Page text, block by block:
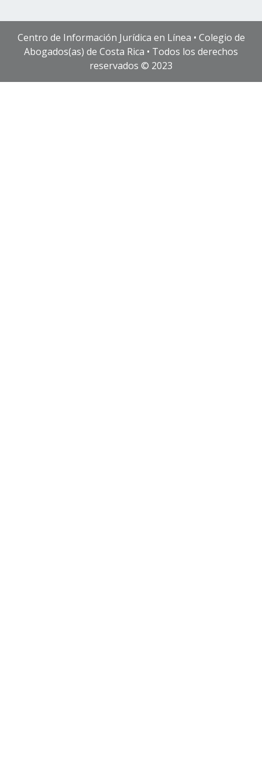
Centro de Información Jurídica en Línea • Colegio de
Abogados(as) de Costa Rica • Todos los derechos
reservados © 2023